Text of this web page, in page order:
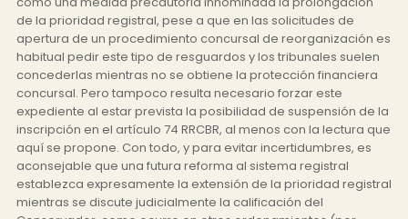
de la prioridad registral, pese a que en las solicitudes de
apertura de un procedimiento concursal de reorganización es
habitual pedir este tipo de resguardos y los tribunales suelen
concederlas mientras no se obtiene la protección financiera
concursal. Pero tampoco resulta necesario forzar este
expediente al estar prevista la posibilidad de suspensión de la
inscripción en el artículo 74 RRCBR, al menos con la lectura que
aquí se propone. Con todo, y para evitar incertidumbres, es
aconsejable que una futura reforma al sistema registral
establezca expresamente la extensión de la prioridad registral
mientras se discute judicialmente la calificación del